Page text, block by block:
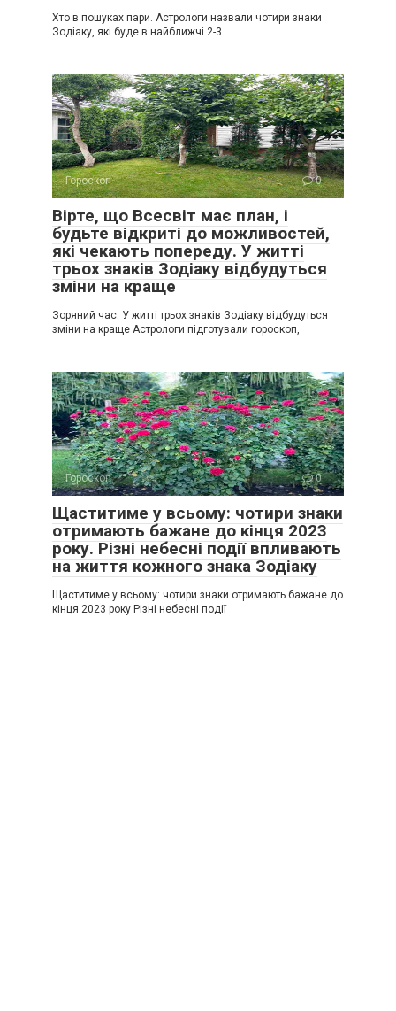
Хто в пошуках пари. Астрологи назвали чотири знаки
Зодіаку, які буде в найближчі 2-3
Гороскоп 0
Вірте, що Всесвіт має план, і
будьте відкриті до можливостей,
які чекають попереду. У житті
трьох знаків Зодіаку відбудуться
зміни на краще
Зоряний час. У житті трьох знаків Зодіаку відбудуться
зміни на краще Астрологи підготували гороскоп,
Гороскоп 0
Щаститиме у всьому: чотири знаки
отримають бажане до кінця 2023
року. Різні небесні події впливають
на життя кожного знака Зодіаку
Щаститиме у всьому: чотири знаки отримають бажане до
кінця 2023 року Різні небесні події